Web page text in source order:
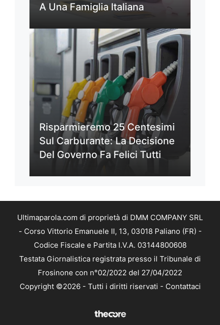
A Una Famiglia Italiana
Risparmieremo 25 Centesimi
Sul Carburante: La Decisione
Del Governo Fa Felici Tutti
Ultimaparola.com di proprietà di DMM COMPANY SRL
- Corso Vittorio Emanuele II, 13, 03018 Paliano (FR) -
Codice Fiscale e Partita I.V.A. 03144800608
Testata Giornalistica registrata presso il Tribunale di
Frosinone con n°02/2022 del 27/04/2022
Copyright ©2026 - Tutti i diritti riservati - Contattaci